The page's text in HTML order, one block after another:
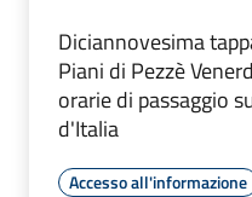
Diciannovesima
Piani di Pezzè
orarie di passaggio
d'Italia
Accesso all'informazione